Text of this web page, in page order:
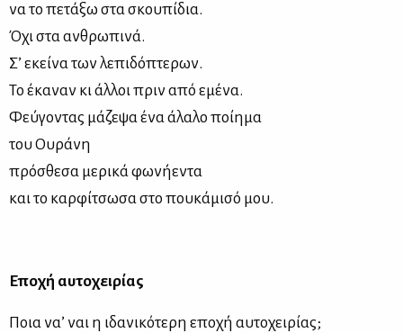
να το πε­τά­ξω στα σκου­πί­δια.
Όχι στα αν­θρω­πι­νά.
Σ’ εκεί­να των λε­πι­δό­πτε­ρων.
Το έκα­ναν κι άλ­λοι πριν από εμέ­να.
Φεύ­γο­ντας μά­ζε­ψα ένα άλα­λο ποί­η­μα
του Ου­ρά­νη
πρό­σθε­σα με­ρι­κά φω­νή­ε­ντα
και το καρ­φί­τσω­σα στο που­κά­μι­σό μου.
Επο­χή αυ­το­χει­ρί­ας
Ποια να’ ναι η ιδα­νι­κό­τε­ρη επο­χή αυ­το­χει­ρί­ας;